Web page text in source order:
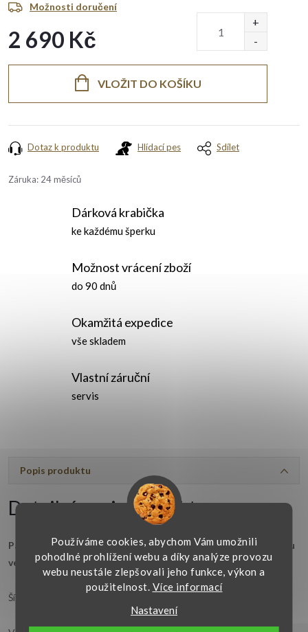
Používáme cookies, abychom Vám umožnili
pohodlné prohlížení webu a díky analýze provozu
webu neustále zlepšovali jeho funkce, výkon a
použitelnost. Více informací
Nastavení
Možnosti doručení
2 690 Kč
VLOŽIT DO KOŠÍKU
Dotaz k produktu Hlídací pes Sdílet
Záruka: 24 měsíců
Dárková krabička
ke každému šperku
Možnost vrácení zboží
do 90 dnů
Okamžitá expedice
vše skladem
Vlastní záruční
servis
Popis produktu
Detailní popis produktu
Pánské prsteny jsou ve velikostech 56-72. Dámské prsteny jsou
ve velikostech 49-62.
Šířka obou prstenů je 5,50 mm.